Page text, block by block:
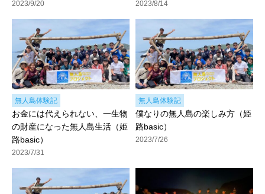
2023/9/20 2023/8/14
無人島体験記
お金には代えられない、一生物
の財産になった無人島生活（姫
路basic）
2023/7/31
無人島体験記
僕なりの無人島の楽しみ方（姫
路basic）
2023/7/26